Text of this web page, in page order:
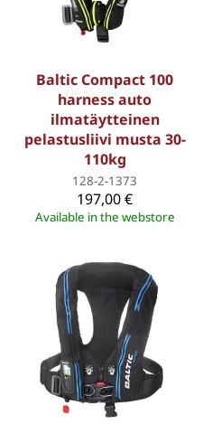
Baltic Compact 100
harness auto
ilmatäytteinen
pelastusliivi musta 30-
110kg
128-2-1373
197,00 €
Available in the webstore